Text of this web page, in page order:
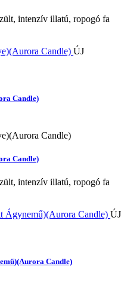
intenzív illatú, ropogó fa
ÚJ
Candle)
Candle)
intenzív illatú, ropogó fa
ÚJ
Candle)